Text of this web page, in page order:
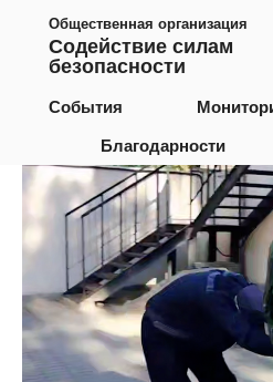
Общественная организация
Содействие силам
безопасности
События
Благодарности
Курская